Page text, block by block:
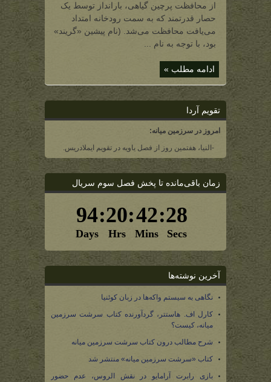
از محافظت پرچین گیاهی، بارانداز توسط یک
حصار قدرتمند که به سمت رودخانه امتداد
می‌یافت محافظت می‌شد. (نام پیشین «گریند»
بود، با توجه به نام ...
ادامه مطلب »
تقویم آردا
امروز در سرزمین میانه:
-النیا، هفتمین روز از فصل یاویه در تقویم ایملادریس.
زمان باقی‌مانده تا پخش فصل سوم سریال
آخرین نوشته‌ها
نگاهی به سیستم واکه‌ها در زبان کوئنیا
کارل اف. هاستتر، گردآورنده کتاب سرشت سرزمین
میانه، کیست؟
شرح مطالب درون کتاب سرشت سرزمین میانه
کتاب «سرشت سرزمین میانه» منتشر شد
بازی رابرت آرامایو در نقش الروس، عدم حضور